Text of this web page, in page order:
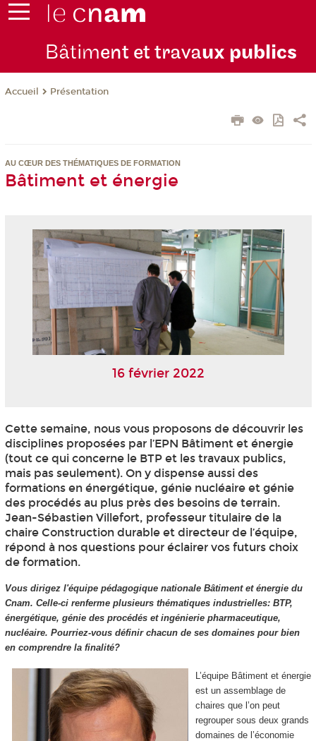
Bâtiment et travaux publics
Accueil Présentation
AU CŒUR DES THÉMATIQUES DE FORMATION
Bâtiment et énergie
16 février 2022
Cette semaine, nous vous proposons de découvrir les
disciplines proposées par l’EPN Bâtiment et énergie
(tout ce qui concerne le BTP et les travaux publics,
mais pas seulement). On y dispense aussi des
formations en énergétique, génie nucléaire et génie
des procédés au plus près des besoins de terrain.
Jean-Sébastien Villefort, professeur titulaire de la
chaire Construction durable et directeur de l’équipe,
répond à nos questions pour éclairer vos futurs choix
de formation.
Vous dirigez l'équipe pédagogique nationale Bâtiment et énergie du
Cnam. Celle-ci renferme plusieurs thématiques industrielles: BTP,
énergétique, génie des procédés et ingénierie pharmaceutique,
nucléaire. Pourriez-vous définir chacun de ses domaines pour bien
en comprendre la finalité?
L’équipe Bâtiment et énergie
est un assemblage de
chaires que l’on peut
regrouper sous deux grands
domaines de l’économie